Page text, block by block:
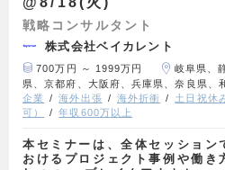
戦略コンサルタント
株式会社ベイカレント
700万円 ～ 1999万円
岐阜県、
県、京都府、大阪府、兵庫県、奈良県、
企業
海外出張 海外折衝 土日祝休
可）
年収600万以上
本セミナーは、全体セッション
おけるプロジェクト事例や働き